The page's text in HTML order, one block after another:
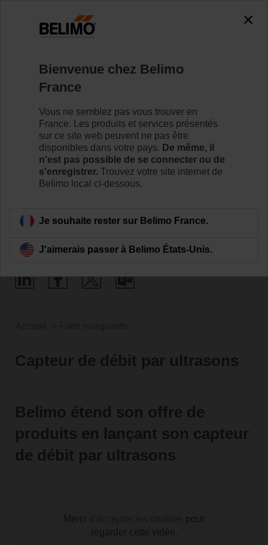
Mesure de débit avec
compensation de
glycol
Capteur de débit par ultrasons
Belimo étend son offre de
produits en lançant son capteur
de débit par ultrasons
Bienvenue chez Belimo
France
Vous ne semblez pas vous trouver en
France. Les produits et services présentés
sur ce site web peuvent ne pas être
disponibles dans votre pays. De même, il
n'est pas possible de se connecter ou de
s'enregistrer. Trouvez votre site internet de
Belimo local ci-dessous.
Je souhaite rester sur Belimo France.
J'aimerais passer à Belimo États-Unis.